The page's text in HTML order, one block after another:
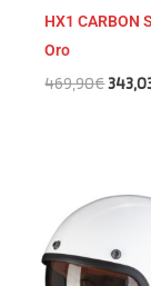
HX1 CARBON
Oro
469,90€
precio
era:
199,90€.